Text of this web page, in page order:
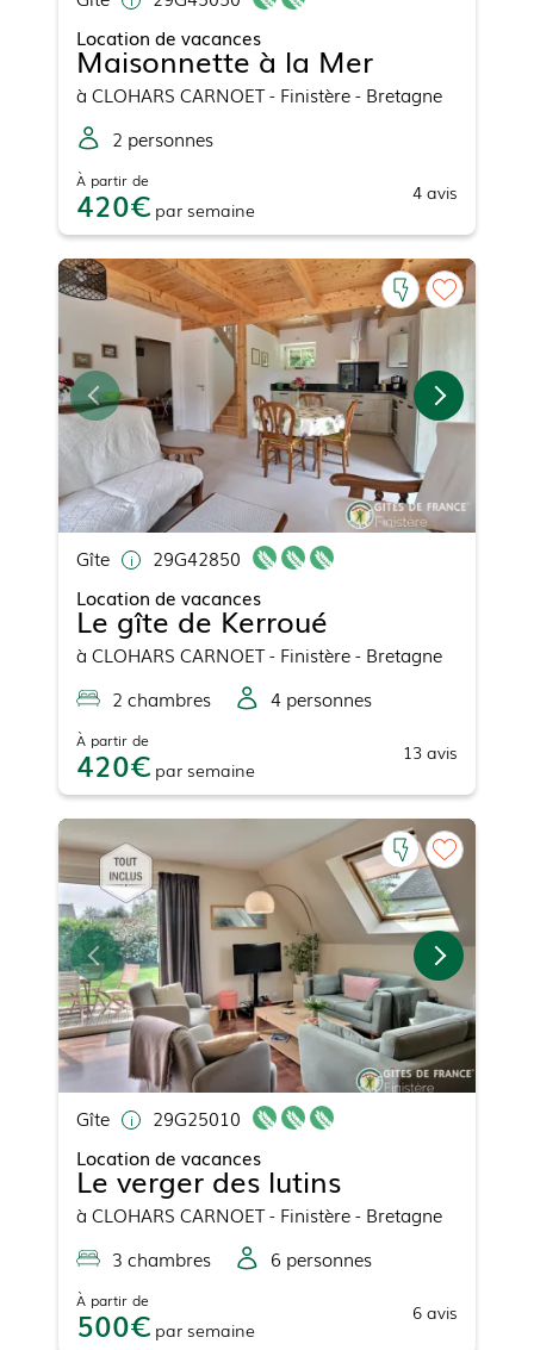
Location de vacances
Maisonnette à la Mer
à CLOHARS CARNOET- Finistère - Bretagne
2 personnes
À partir de
420 par semaine
4 avis
Gîte
29G42850
Location de vacances
Le gîte de Kerroué
à CLOHARS CARNOET- Finistère - Bretagne
2 chambres 4 personnes
À partir de
420 par semaine
13 avis
Gîte
29G25010
Location de vacances
Le verger des lutins
à CLOHARS CARNOET- Finistère - Bretagne
3 chambres 6 personnes
À partir de
500 par semaine
6 avis